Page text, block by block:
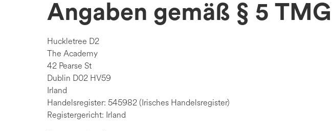
Angaben gemäß § 5 TMG
Huckletree D2
The Academy
42 Pearse St
Dublin D02 HV59
Irland
Handelsregister: 545982 (Irisches Handelsregister)
Registergericht: Irland